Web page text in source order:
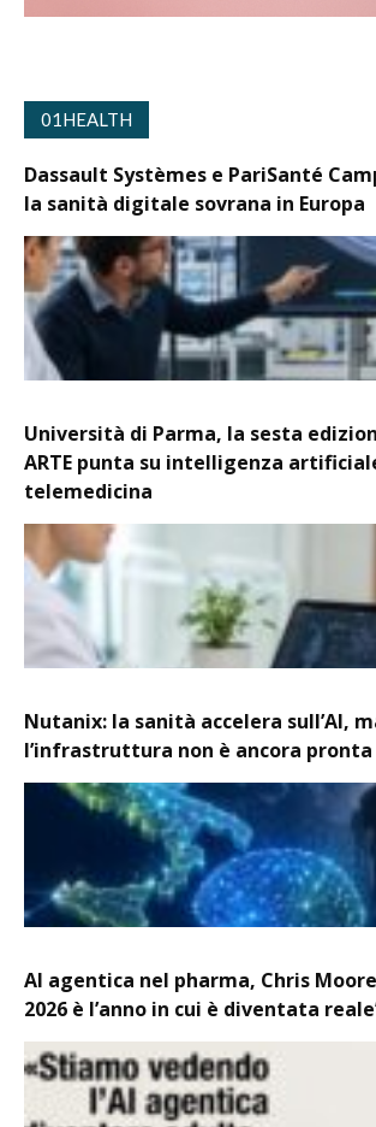
01HEALTH
Dassault Systèmes e PariSanté
la sanità digitale sovrana in Europa
Università di Parma, la sesta
ARTE punta su intelligenza
telemedicina
Nutanix: la sanità accelera sull’AI,
l’infrastruttura non è ancora pronta
AI agentica nel pharma, Chris
2026 è l’anno in cui è diventata